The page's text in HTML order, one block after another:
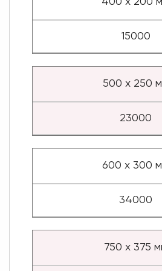
15000
500 х 250
23000
600 х 300
34000
750 х 375